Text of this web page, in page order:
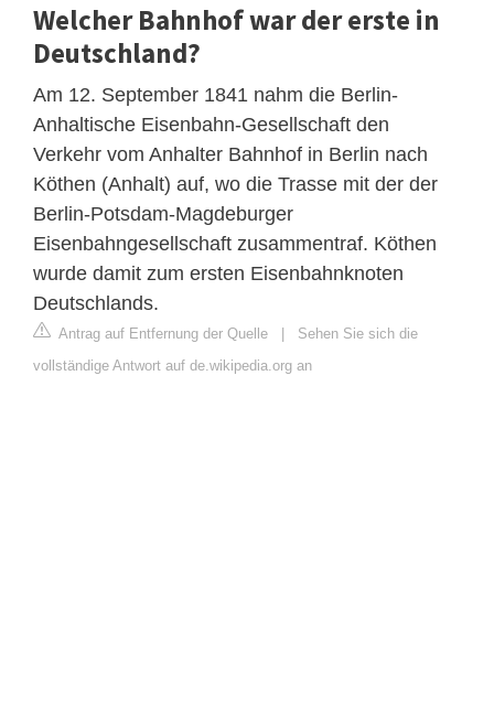
Welcher Bahnhof war der erste in
Deutschland?
Am 12. September 1841 nahm die Berlin-
Anhaltische Eisenbahn-Gesellschaft den
Verkehr vom Anhalter Bahnhof in Berlin nach
Köthen (Anhalt) auf, wo die Trasse mit der der
Berlin-Potsdam-Magdeburger
Eisenbahngesellschaft zusammentraf. Köthen
wurde damit zum ersten Eisenbahnknoten
Deutschlands.
Antrag auf Entfernung der Quelle | Sehen Sie sich die
vollständige Antwort auf de.wikipedia.org an